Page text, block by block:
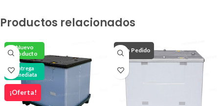
Productos relacionados
Nuevo
Producto
Entrega
Inmediata
¡Oferta!
Bajo Pedido